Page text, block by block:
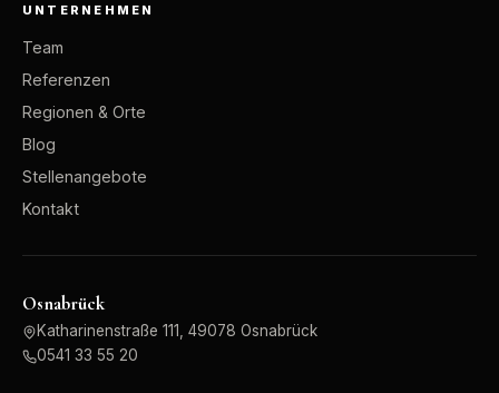
UNTERNEHMEN
Team
Referenzen
Regionen & Orte
Blog
Stellenangebote
Kontakt
Osnabrück
Katharinenstraße 111, 49078 Osnabrück
0541 33 55 20